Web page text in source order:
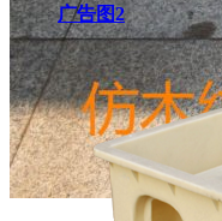
广告图2